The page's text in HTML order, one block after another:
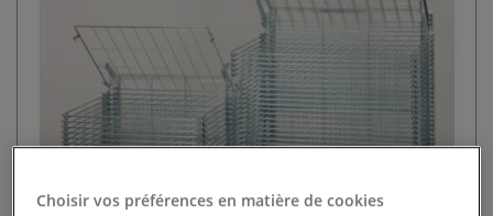
Choisir vos préférences en matière de cookies